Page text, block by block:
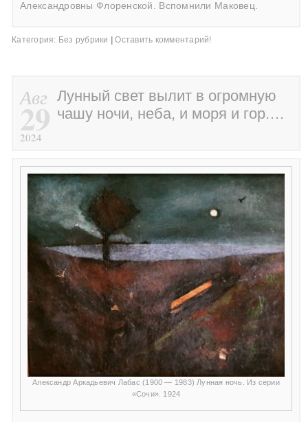
Александровны Флоренской. Вспомнили Маковец.
Категория: Без рубрики Оставить комментарий!
Авг
29
2024
Лунный свет вылит в огромную
чашу ночи, неба, и моря и гор.…
Александр Аркадьевич Лабас (1900 — 1983) Лунная ночь. Из серии
«Сочи». 1924